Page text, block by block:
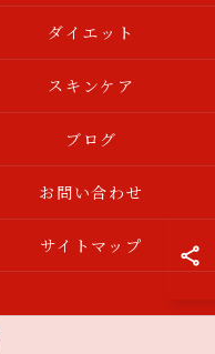
ダイエット
スキンケア
ブログ
お問い合わせ
サイトマップ